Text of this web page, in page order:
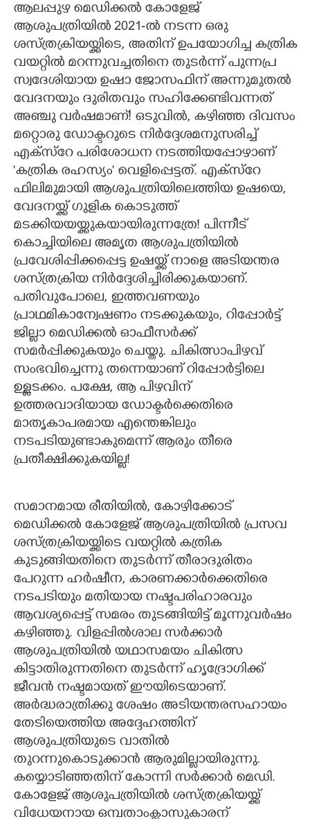
ആലപ്പുഴ മെഡിക്കൽ കോളേജ്
ആശുപത്രിയിൽ 2021-ൽ നടന്ന ഒരു
ശസ്ത്രക്രിയയ്ക്കിടെ,​ അതിന് ഉപയോഗിച്ച കത്രിക
വയറ്റിൽ മറന്നുവച്ചതിനെ തുടർന്ന് പുന്നപ്ര
സ്വദേശിയായ ഉഷാ ജോസഫിന് അന്നുമുതൽ
വേദനയും ദുരിതവും സഹിക്കേണ്ടിവന്നത്
അഞ്ചു വർഷമാണ്! ഒടുവിൽ,​ കഴിഞ്ഞ ദിവസം
മറ്റൊരു ഡോക്ടറുടെ നിർദ്ദേശമനുസരിച്ച്
എക്സ്റേ പരിശോധന നടത്തിയപ്പോഴാണ്
'കത്രിക രഹസ്യം" വെളിപ്പെട്ടത്. എക്സ്റേ
ഫിലിമുമായി ആശുപത്രിയിലെത്തിയ ഉഷയെ,​
വേദനയ്ക്ക് ഗുളിക കൊടുത്ത്
മടക്കിയയയ്ക്കുകയായിരുന്നത്രേ! പിന്നീട്
കൊച്ചിയിലെ അമൃത ആശുപത്രിയിൽ
പ്രവേശിപ്പിക്കപ്പെട്ട ഉഷയ്ക്ക് നാളെ അടിയന്തര
ശസ്ത്രക്രിയ നി‌ർദ്ദേശിച്ചിരിക്കുകയാണ്.
പതിവുപോലെ,​ ഇത്തവണയും
പ്രാഥമികാന്വേഷണം നടക്കുകയും,​ റിപ്പോർട്ട്
ജില്ലാ മെഡിക്കൽ ഓഫീസർക്ക്
സമർപ്പിക്കുകയും ചെയ്തു. ചികിത്സാപിഴവ്
സംഭവിച്ചെന്നു തന്നെയാണ് റിപ്പോർട്ടിലെ
ഉള്ളടക്കം. പക്ഷേ,​ ആ പിഴവിന്
ഉത്തരവാദിയായ ഡോക്ടർക്കെതിരെ
മാതൃകാപരമായ എന്തെങ്കിലും
നടപടിയുണ്ടാകുമെന്ന് ആരും തീരെ
പ്രതീക്ഷിക്കുകയില്ല!
സമാനമായ രീതിയിൽ,​ കോഴിക്കോട്
മെഡിക്കൽ കോളേജ് ആശുപത്രിയിൽ പ്രസവ
ശസ്ത്രക്രിയയ്ക്കിടെ വയറ്റിൽ കത്രിക
കുടുങ്ങിയതിനെ തുടർന്ന് തീരാദുരിതം
പേറുന്ന ഹർഷീന,​ കാരണക്കാർക്കെതിരെ
നടപടിയും മതിയായ നഷ്ടപരിഹാരവും
ആവശ്യപ്പെട്ട് സമരം തുടങ്ങിയിട്ട് മൂന്നുവർഷം
കഴിഞ്ഞു. വിളപ്പിൽശാല സർക്കാർ
ആശുപത്രിയിൽ യഥാസമയം ചികിത്സ
കിട്ടാതിരുന്നതിനെ തുടർന്ന് ഹൃദ്രോഗിക്ക്
ജീവൻ നഷ്ടമായത് ഈയിടെയാണ്.
അർദ്ധരാത്രിക്കു ശേഷം അടിയന്തരസഹായം
തേടിയെത്തിയ അദ്ദേഹത്തിന്
ആശുപത്രിയുടെ വാതിൽ
തുറന്നുകൊടുക്കാൻ ആരുമില്ലായിരുന്നു.
കയ്യൊടിഞ്ഞതിന് കോന്നി സർക്കാർ മെഡി.
കോളേജ് ആശുപത്രിയിൽ ശസ്ത്രക്രിയയ്ക്ക്
വിധേയനായ ഒമ്പതാംക്ളാസുകാരന്